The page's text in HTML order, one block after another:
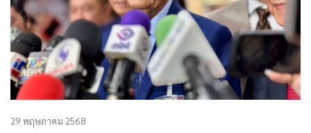
29 พฤษภาคม 2568